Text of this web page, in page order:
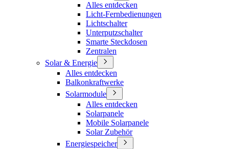
Alles entdecken
Licht-Fernbedienungen
Lichtschalter
Unterputzschalter
Smarte Steckdosen
Zentralen
Solar & Energie
Alles entdecken
Balkonkraftwerke
Solarmodule
Alles entdecken
Solarpanele
Mobile Solarpanele
Solar Zubehör
Energiespeicher